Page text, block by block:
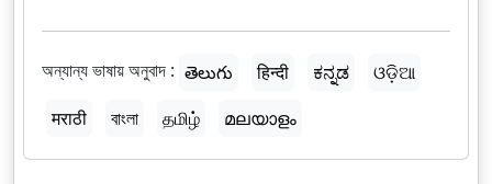
অন্যান্য ভাষায় অনুবাদ : తెలుగు हिन्दी ಕನ್ನಡ
ଓଡ଼ିଆ
मराठी
বাংলা தமிழ் മലയാളം